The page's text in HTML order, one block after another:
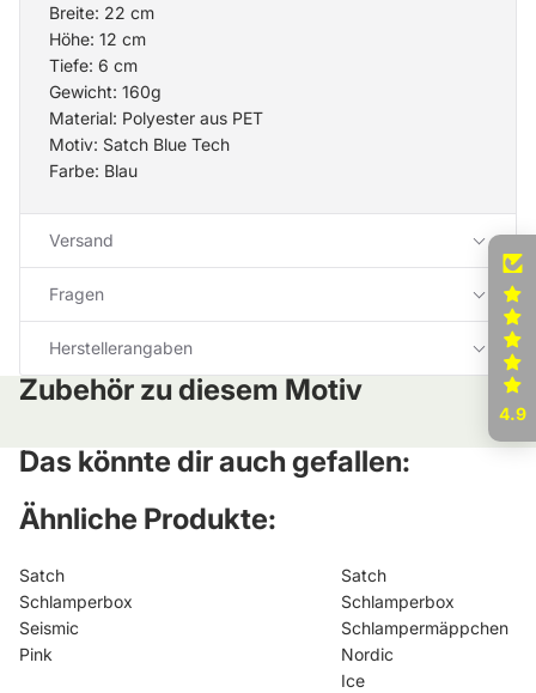
Breite: 22 cm
Höhe: 12 cm
Tiefe: 6 cm
Gewicht: 160g
Material: Polyester aus PET
Motiv: Satch Blue Tech
Farbe: Blau
Versand
Fragen
Herstellerangaben
Zubehör zu diesem Motiv
Das könnte dir auch gefallen:
Ähnliche Produkte:
Satch
Schlamperbox
Seismic
Pink
Satch
Schlamperbox
Schlampermäppchen
Nordic
Ice
4.9